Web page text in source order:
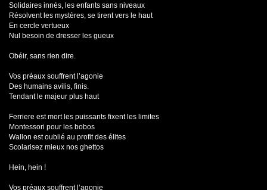
Solidaires innés, les enfants sans niveaux
Résolvent les mystères, se tirent vers le haut
En cercle vertueux
Nul besoin de dresser les gueux
Obéir, sans rien dire.
Vos préaux souffrent l’agonie
Des humains avilis, finis.
Tendant le majeur plus haut
Ferriere est mort les puissants fixent les limites
Montessori pour les bobos
Wallon est oublié au profit des élites
Scolarisez mieux nos ghettos
Hein, hein !
Vos préaux souffrent l’agonie